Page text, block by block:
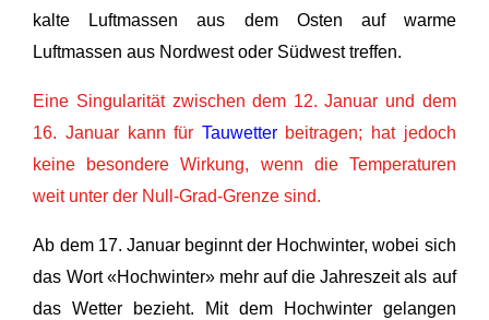
kalte Luftmassen aus dem Osten auf warme
Luftmassen aus Nordwest oder Südwest treffen.
Eine Singularität zwischen dem 12. Januar und dem
16. Januar kann für Tauwetterbeitragen; hat jedoch
keine besondere Wirkung, wenn die Temperaturen
weit unter der Null-Grad-Grenze sind.
Ab dem 17. Januar beginnt der Hochwinter, wobei sich
das Wort «Hochwinter» mehr auf die Jahreszeit als auf
das Wetter bezieht. Mit dem Hochwinter gelangen